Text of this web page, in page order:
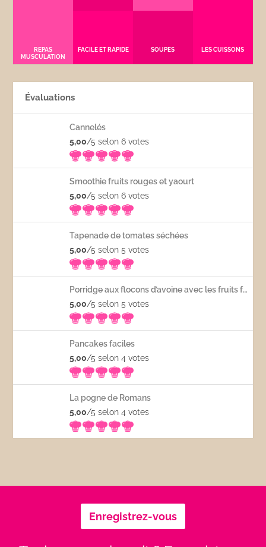
REPAS
MUSCULATION
FACILE ET RAPIDE SOUPES LES CUISSONS
Évaluations
Cannelés
5,00/5 selon 6votes
Smoothie fruits rouges et yaourt
5,00/5 selon 6votes
Tapenade de tomates séchées
5,00/5 selon 5votes
Porridge aux flocons d’avoine avec les fruits frais
5,00/5 selon 5votes
Pancakes faciles
5,00/5 selon 4votes
La pogne de Romans
5,00/5 selon 4votes
Enregistrez-vous